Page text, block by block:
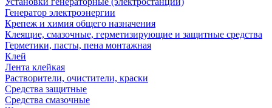
Генератор электроэнергии
Крепеж и химия общего назначения
Клеящие, смазочные, герметизирующие и защитные средства
Герметики, пасты, пена монтажная
Клей
Лента клейкая
Растворители, очистители, краски
Средства защитные
Средства смазочные